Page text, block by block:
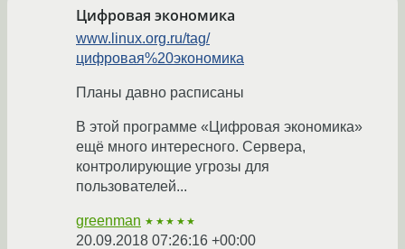
Цифровая экономика
www.linux.org.ru/tag/
цифровая%20экономика
Планы давно расписаны
В этой программе «Цифровая экономика»
ещё много интересного. Сервера,
контролирующие угрозы для
пользователей...
greenman ★★★★★
20.09.2018 07:26:16 +00:00